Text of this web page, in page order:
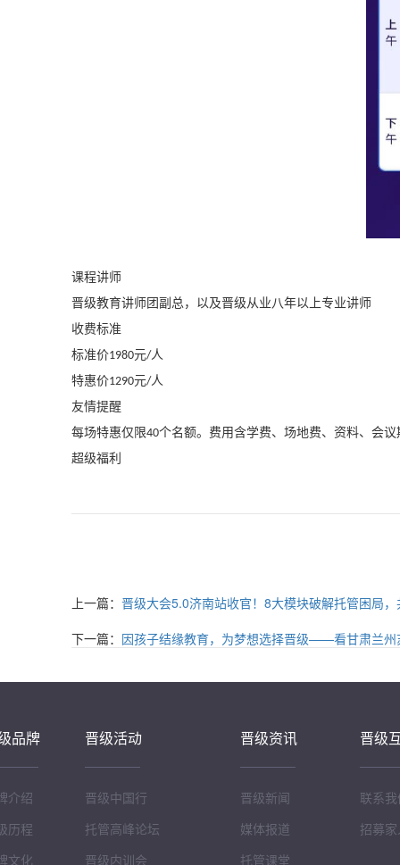
课程讲师
晋级教育讲师团副总，以及晋级从业八年以上专业讲师
收费标准
标准价1980元/人
特惠价1290元/人
友情提醒
每场特惠仅限40个名额。费用含学费、场地费、资料、会
超级福利
上一篇： 晋级大会5.0济南站收官！8大模块破解托管困局
下一篇： 因孩子结缘教育，为梦想选择晋级——看甘肃兰州
品牌
介绍
历程
文化
晋级活动
晋级中国行
托管高峰论坛
晋级内训会
晋级资讯
晋级新闻
媒体报道
托管课堂
晋级
联系
招募